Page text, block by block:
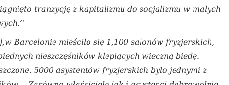
tranzycję z kapitalizmu do socjalizmu w małych
Barcelonie mieściło się 1,100 salonów fryzjerskich,
nieszczęśników klepiących wieczną biedę.
5000 asystentów fryzjerskich było jednymi z